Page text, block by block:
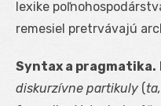
lexike
remesiel pretrvávajú
Syntax a pragmatika.
diskurzívne partikuly (